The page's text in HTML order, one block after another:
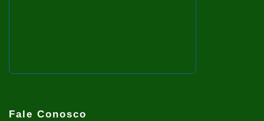
Fale Conosco